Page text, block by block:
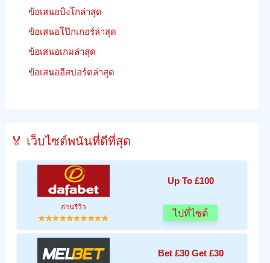
ข้อเสนอบิงโกล่าสุด
ข้อเสนอโป๊กเกอร์ล่าสุด
ข้อเสนอเกมล่าสุด
ข้อเสนออีสปอร์ตล่าสุด
🏅 เว็บไซต์พนันที่ดีที่สุด
Up To £100
อ่านรีวิว
ไปที่ไซต์
Bet £30 Get £30